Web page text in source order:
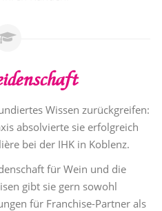
Wissen zurückgreifen:
absolvierte sie erfolgreich
bei der IHK in Koblenz.
für Wein und die
gibt sie gern sowohl
für Franchise-Partner als